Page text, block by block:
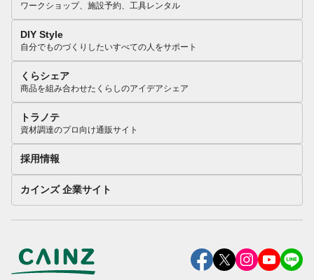
ワークショップ、施設予約、工具レンタル
DIY Style
自分でものづくりしたいすべての人をサポート
くらシェア
商品を組み合わせたくらしのアイデアシェア
トラノテ
資材調達のプロ向け通販サイト
採用情報
カインズ 企業サイト